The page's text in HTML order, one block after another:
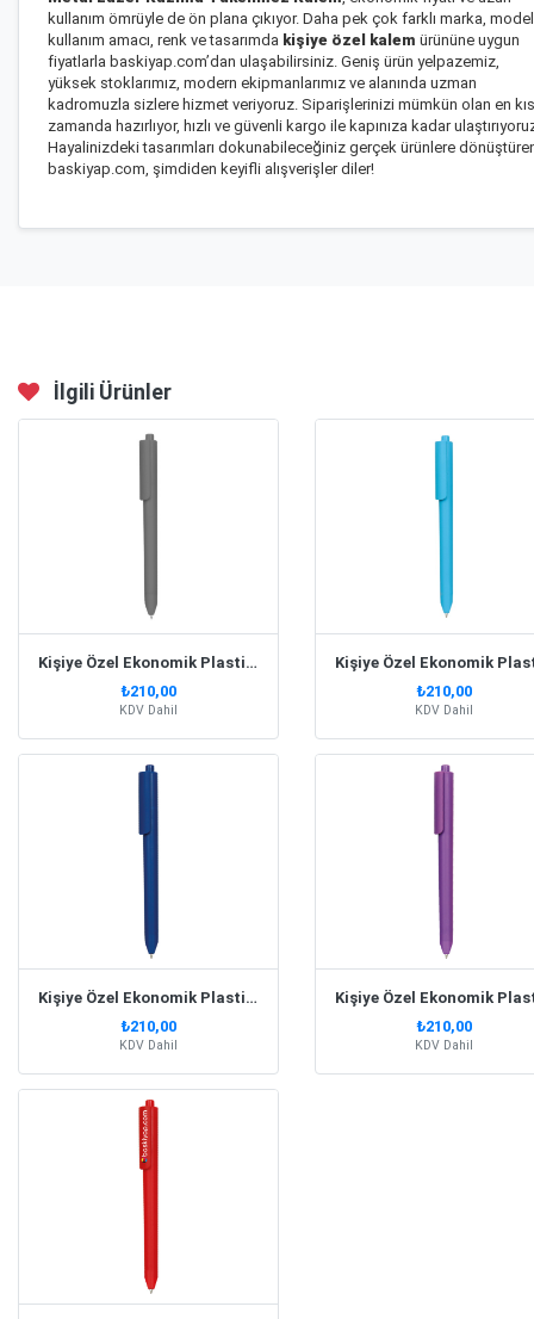
kullanım ömrüyle de ön plana çıkıyor. Daha pek çok farklı marka,
kullanım amacı, renk ve tasarımda kişiye özel kalem ürününe uygun
fiyatlarla baskiyap.com’dan ulaşabilirsiniz. Geniş ürün yelpazemiz,
yüksek stoklarımız, modern ekipmanlarımız ve alanında uzman
kadromuzla sizlere hizmet veriyoruz. Siparişlerinizi mümkün olan en
zamanda hazırlıyor, hızlı ve güvenli kargo ile kapınıza kadar
Hayalinizdeki tasarımları dokunabileceğiniz gerçek ürünlere
baskiyap.com, şimdiden keyifli alışverişler diler!
İlgili Ürünler
Kişiye Özel Ekonomik Plastik Füme Kalem
₺210,00
KDV Dahil
₺210,00
KDV Dahil
Kişiye Özel Ekonomik Plastik Lacivert Kalem
₺210,00
KDV Dahil
₺210,00
KDV Dahil